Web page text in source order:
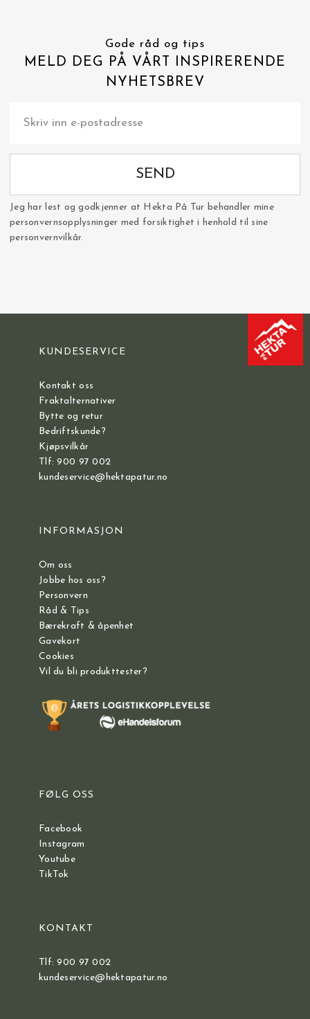
Gode råd og tips
MELD DEG PÅ VÅRT INSPIRERENDE
NYHETSBREV
SEND
Jeg har lest og godkjenner at Hekta På Tur behandler mine
personvernsopplysninger med forsiktighet i henhold til sine
personvernvilkår.
KUNDESERVICE
Kontakt oss
Fraktalternativer
Bytte og retur
Bedriftskunde?
Kjøpsvilkår
Tlf: 900 97 002
kundeservice@hektapatur.no
INFORMASJON
Om oss
Jobbe hos oss?
Personvern
Råd & Tips
Bærekraft & åpenhet
Gavekort
Cookies
Vil du bli produkttester?
FØLG OSS
Facebook
Instagram
Youtube
TikTok
KONTAKT
Tlf: 900 97 002
kundeservice@hektapatur.no